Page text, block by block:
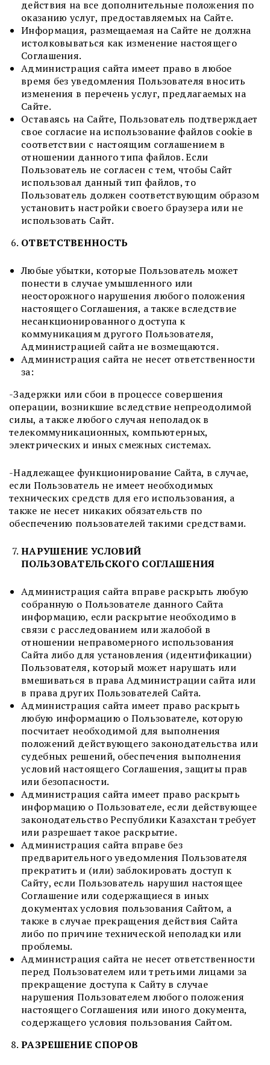
действия на все дополнительные положения по
оказанию услуг, предоставляемых на Сайте.
Информация, размещаемая на Сайте не должна
истолковываться как изменение настоящего
Соглашения.
Администрация сайта имеет право в любое
время без уведомления Пользователя вносить
изменения в перечень услуг, предлагаемых на
Сайте.
Оставаясь на Сайте, Пользователь подтверждает
свое согласие на использование файлов cookie в
соответствии с настоящим соглашением в
отношении данного типа файлов. Если
Пользователь не согласен с тем, чтобы Сайт
использовал данный тип файлов, то
Пользователь должен соответствующим образом
установить настройки своего браузера или не
использовать Сайт.
ОТВЕТСТВЕННОСТЬ
Любые убытки, которые Пользователь может
понести в случае умышленного или
неосторожного нарушения любого положения
настоящего Соглашения, а также вследствие
несанкционированного доступа к
коммуникациям другого Пользователя,
Администрацией сайта не возмещаются.
Администрация сайта не несет ответственности
за:
-Задержки или сбои в процессе совершения
операции, возникшие вследствие непреодолимой
силы, а также любого случая неполадок в
телекоммуникационных, компьютерных,
электрических и иных смежных системах.
-Надлежащее функционирование Сайта, в случае,
если Пользователь не имеет необходимых
технических средств для его использования, а
также не несет никаких обязательств по
обеспечению пользователей такими средствами.
НАРУШЕНИЕ УСЛОВИЙ
ПОЛЬЗОВАТЕЛЬСКОГО СОГЛАШЕНИЯ
Администрация сайта вправе раскрыть любую
собранную о Пользователе данного Сайта
информацию, если раскрытие необходимо в
связи с расследованием или жалобой в
отношении неправомерного использования
Сайта либо для установления (идентификации)
Пользователя, который может нарушать или
вмешиваться в права Администрации сайта или
в права других Пользователей Сайта.
Администрация сайта имеет право раскрыть
любую информацию о Пользователе, которую
посчитает необходимой для выполнения
положений действующего законодательства или
судебных решений, обеспечения выполнения
условий настоящего Соглашения, защиты прав
или безопасности.
Администрация сайта имеет право раскрыть
информацию о Пользователе, если действующее
законодательство Республики Казахстан требует
или разрешает такое раскрытие.
Администрация сайта вправе без
предварительного уведомления Пользователя
прекратить и (или) заблокировать доступ к
Сайту, если Пользователь нарушил настоящее
Соглашение или содержащиеся в иных
документах условия пользования Сайтом, а
также в случае прекращения действия Сайта
либо по причине технической неполадки или
проблемы.
Администрация сайта не несет ответственности
перед Пользователем или третьими лицами за
прекращение доступа к Сайту в случае
нарушения Пользователем любого положения
настоящего Соглашения или иного документа,
содержащего условия пользования Сайтом.
РАЗРЕШЕНИЕ СПОРОВ